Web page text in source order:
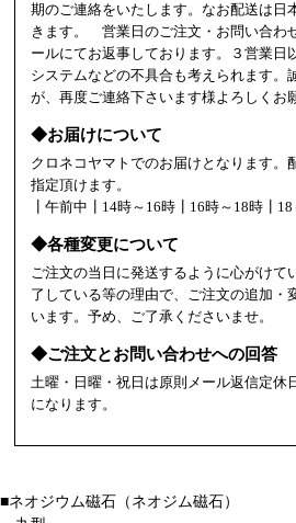
期のご連絡をいたします。なお配送は日
きます。 営業日のご注文・お問い合わ
ールにてお返事しております。３営業日
システムなどの不具合も考えられます。
が、再度ご連絡下さいます様よろしくお
◆お届けについて
クロネコヤマトでのお届けとなります。
指定頂けます。
┃午前中┃14時～16時┃16時～18時┃18
◆各種変更について
ご注文の当日に発送するように心がけて
了している等の理由で、ご注文の追加・
います。予め、ご了承くださいませ。
◆ご注文とお問い合わせへの回答
土曜・日曜・祝日は原則メール返信定休
になります。
■ネオジウム磁石（ネオジム磁石）